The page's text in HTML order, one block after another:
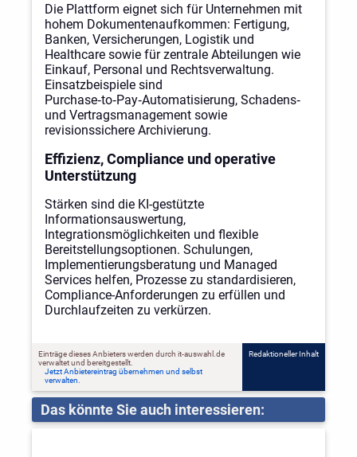
Die Plattform eignet sich für Unternehmen mit
hohem Dokumentenaufkommen: Fertigung,
Banken, Versicherungen, Logistik und
Healthcare sowie für zentrale Abteilungen wie
Einkauf, Personal und Rechtsverwaltung.
Einsatzbeispiele sind
Purchase‑to‑Pay‑Automatisierung, Schadens‑
und Vertragsmanagement sowie
revisionssichere Archivierung.
Effizienz, Compliance und operative
Unterstützung
Stärken sind die KI-gestützte
Informationsauswertung,
Integrationsmöglichkeiten und flexible
Bereitstellungsoptionen. Schulungen,
Implementierungsberatung und Managed
Services helfen, Prozesse zu standardisieren,
Compliance-Anforderungen zu erfüllen und
Durchlaufzeiten zu verkürzen.
Einträge dieses Anbieters werden durch it-auswahl.de
verwaltet und bereitgestellt.
Jetzt Anbietereintrag übernehmen und selbst
verwalten.
Redaktioneller Inhalt
Das könnte Sie auch interessieren: